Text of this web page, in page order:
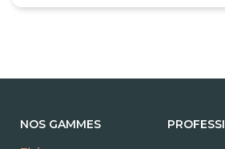
NOS GAMMES